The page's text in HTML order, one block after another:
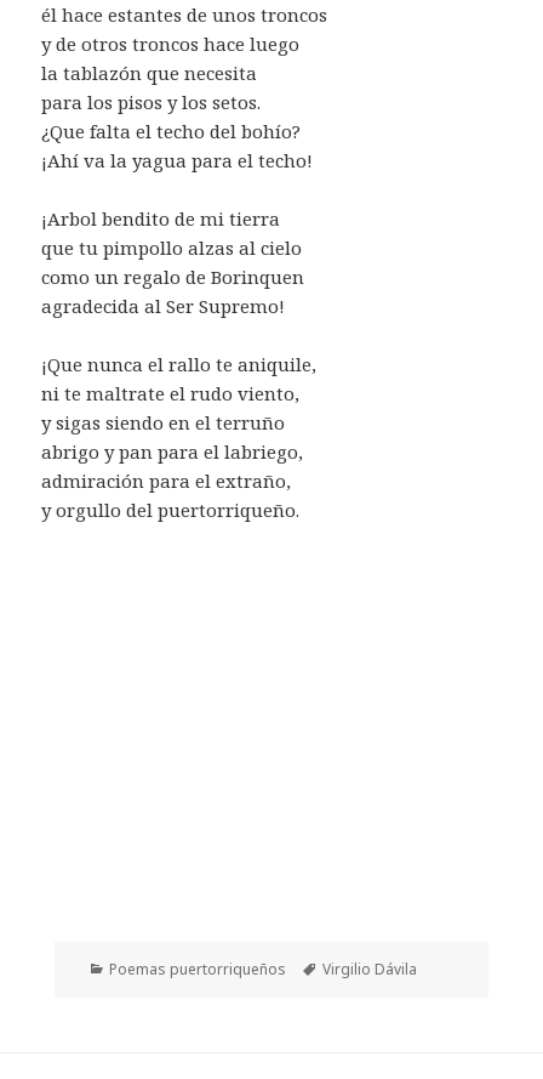
él hace estantes de unos troncos
y de otros troncos hace luego
la tablazón que necesita
para los pisos y los setos.
¿Que falta el techo del bohío?
¡Ahí va la yagua para el techo!
¡Arbol bendito de mi tierra
que tu pimpollo alzas al cielo
como un regalo de Borinquen
agradecida al Ser Supremo!
¡Que nunca el rallo te aniquile,
ni te maltrate el rudo viento,
y sigas siendo en el terruño
abrigo y pan para el labriego,
admiración para el extraño,
y orgullo del puertorriqueño.
Categorías
Poemas puertorriqueños Etiquetas
Virgilio Dávila